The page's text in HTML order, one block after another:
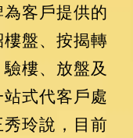
客戶提供的
盤、按揭轉
樓、放盤及
式代客戶處
玲說，目前